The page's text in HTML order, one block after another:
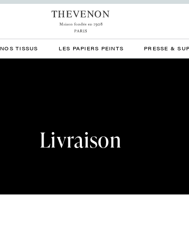
NOS TISSUS LES PAPIERS PEINTS PRESSE &
Livraison